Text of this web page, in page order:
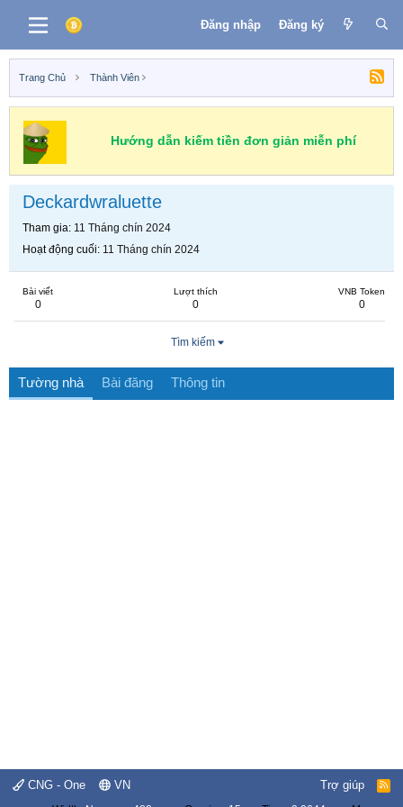
Đăng nhập Đăng ký
Trang Chủ Thành Viên
Hướng dẫn kiếm tiền đơn giản miễn phí
Deckardwraluette
Tham gia 11 Tháng chín 2024
Hoạt động cuối 11 Tháng chín 2024
Bài viết
0
Lượt thích
0
VNB Token
0
Tìm kiếm
Tường nhà Bài đăng Thông tin
CNG - One VN Trợ giúp
R